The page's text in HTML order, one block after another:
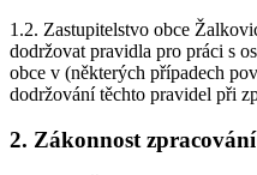
1.2. Zastupitelstvo obce
dodržovat pravidla pro práci s
obce v (některých případech
dodržování těchto pravidel při
2. Zákonnost zpracování